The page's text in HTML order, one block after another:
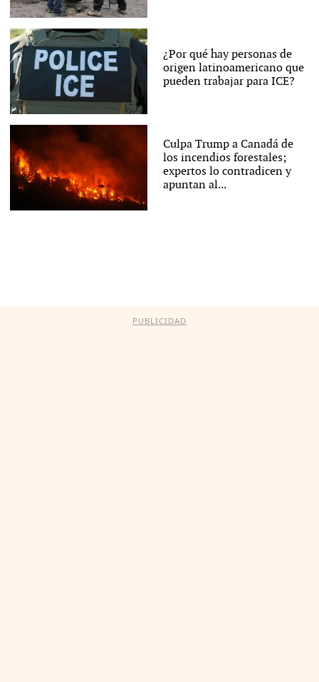
¿Por qué hay personas de
origen latinoamericano que
pueden trabajar para ICE?
Culpa Trump a Canadá de
los incendios forestales;
expertos lo contradicen y
apuntan al...
PUBLICIDAD